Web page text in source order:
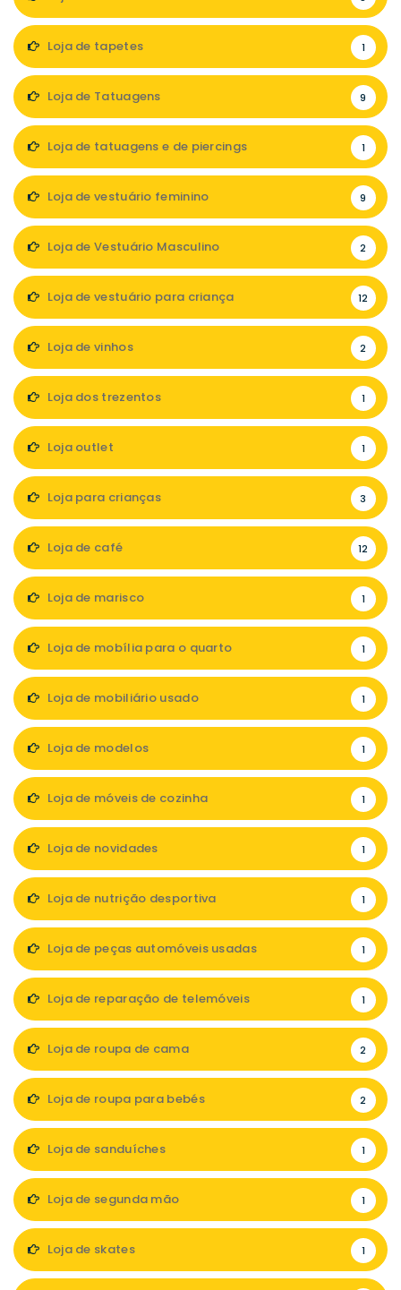
Loja de tapetes 1
Loja de Tatuagens 9
Loja de tatuagens e de piercings 1
Loja de vestuário feminino 9
Loja de Vestuário Masculino 2
Loja de vestuário para criança 12
Loja de vinhos 2
Loja dos trezentos 1
Loja outlet 1
Loja para crianças 3
Loja de café 12
Loja de marisco 1
Loja de mobília para o quarto 1
Loja de mobiliário usado 1
Loja de modelos 1
Loja de móveis de cozinha 1
Loja de novidades 1
Loja de nutrição desportiva 1
Loja de peças automóveis usadas 1
Loja de reparação de telemóveis 1
Loja de roupa de cama 2
Loja de roupa para bebés 2
Loja de sanduíches 1
Loja de segunda mão 1
Loja de skates 1